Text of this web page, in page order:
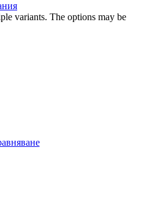
variants. The options may be